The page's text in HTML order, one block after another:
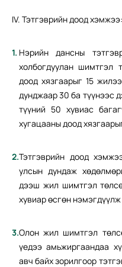
IV. Тэтгэврийн доод хэмжээ:
Нэрийн дансны
холбогдуулан шимтгэл
доод хязгаарыг 15
дунджаар 30 ба түүнээс
түүний 50 хувиас
хугацааны доод
Тэтгэврийн доод
улсын дундаж
дээш жил шимтгэл
хувиар өсгөн нэмэгдүүлж
Олон жил шимтгэл
үедээ амьжиргаандаа
авч байх зорилгоор